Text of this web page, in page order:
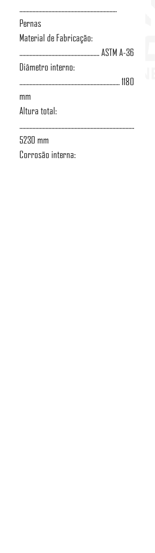
...................................................................
Pernas
Material de Fabricação:
....................................................... ASTM A-36
Diâmetro interno:
..................................................................... 1180
mm
Altura total:
...............................................................................
5230 mm
Corrosão interna: